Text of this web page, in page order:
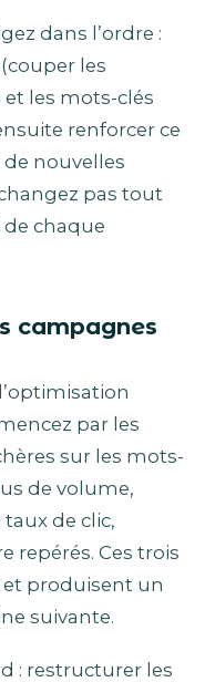
dans l’ordre :
les
les mots-clés
renforcer ce
nouvelles
pas tout
de chaque
campagnes
par les
sur les mots-
de volume,
de clic,
repérés. Ces trois
produisent un
suivante.
: restructurer les